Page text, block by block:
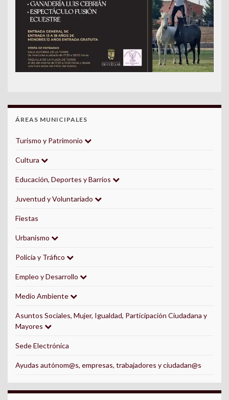
ÁREAS MUNICIPALES
Turismo y Patrimonio
Cultura
Educación, Deportes y Barrios
Juventud y Voluntariado
Fiestas
Urbanismo
Policía y Tráfico
Empleo y Desarrollo
Medio Ambiente
Asuntos Sociales, Mujer, Igualdad, Participación Ciudadana y
Mayores
Sede Electrónica
Ayudas autónom@s, empresas, trabajadores y ciudadan@s